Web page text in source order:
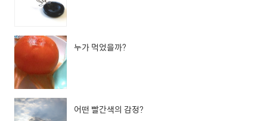
누가 먹었을까?
어떤 빨간색의 감정?